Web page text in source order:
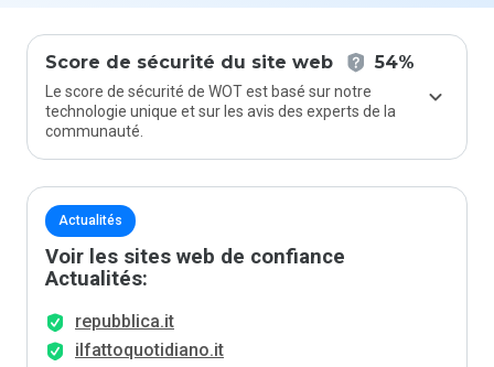
Score de sécurité du site web 54%
Le score de sécurité de WOT est basé sur notre
technologie unique et sur les avis des experts de la
communauté.
Actualités
Voir les sites web de confiance
Actualités:
repubblica.it
ilfattoquotidiano.it